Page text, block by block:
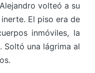
volteó a su
El piso era de
inmóviles, la
Soltó una lágrima al